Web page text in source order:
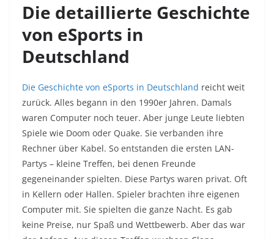
Die detaillierte Geschichte
von eSports in
Deutschland
Die Geschichte von eSports in Deutschland reicht weit
zurück. Alles begann in den 1990er Jahren. Damals
waren Computer noch teuer. Aber junge Leute liebten
Spiele wie Doom oder Quake. Sie verbanden ihre
Rechner über Kabel. So entstanden die ersten LAN-
Partys – kleine Treffen, bei denen Freunde
gegeneinander spielten. Diese Partys waren privat. Oft
in Kellern oder Hallen. Spieler brachten ihre eigenen
Computer mit. Sie spielten die ganze Nacht. Es gab
keine Preise, nur Spaß und Wettbewerb. Aber das war